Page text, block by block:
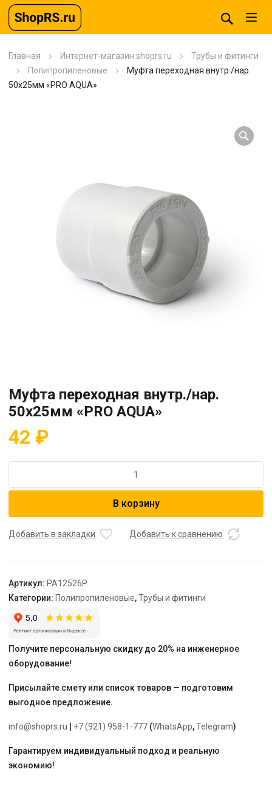
Главная Интернет-магазин shoprs.ru
Трубы и фитинги
Полипропиленовые
Муфта переходная внутр./нар.
50х25мм «PRO AQUA»
Муфта переходная внутр./нар.
50х25мм «PRO AQUA»
42 ₽
Муфта
нар.
В корзину
Добавить в закладки Добавить к сравнению
Артикул: PA12526P
Категории: Полипропиленовые,Трубы и фитинги
Получите персональную скидку до 20% на инженерное
оборудование!
Присылайте смету или список товаров — подготовим
выгодное предложение.
info@shoprs.ru +7 (921) 958-1-777 (WhatsApp,Telegram)
Гарантируем индивидуальный подход и реальную
экономию!